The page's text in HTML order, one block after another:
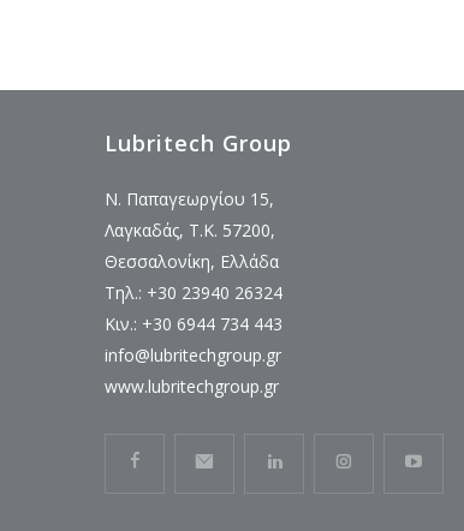
Lubritech Group
Ν. Παπαγεωργίου 15,
Λαγκαδάς, Τ.Κ. 57200,
Θεσσαλονίκη, Ελλάδα
Τηλ.: +30 23940 26324
Κιν.: +30 6944 734 443
info@lubritechgroup.gr
www.lubritechgroup.gr